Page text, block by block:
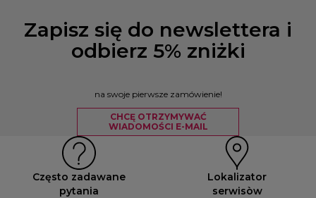
Zapisz się do newslettera i
odbierz 5% zniżki
na swoje pierwsze zamówienie!
CHCĘ OTRZYMYWAĆ
WIADOMOŚCI E-MAIL
Często zadawane
pytania
Lokalizator
serwisòw